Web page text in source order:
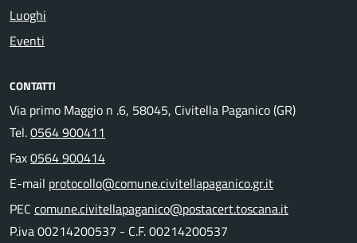
Luoghi
Eventi
CONTATTI
Via primo Maggio n .6, 58045, Civitella Paganico (GR)
Tel.0564 900411
Fax0564 900414
E-mail protocollo@comune.civitellapaganico.gr.it
PEC comune.civitellapaganico@postacert.toscana.it
P.iva 00214200537 - C.F. 00214200537